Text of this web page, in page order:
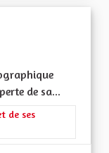
de sa...
de ses